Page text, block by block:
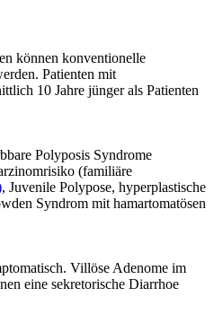
können konventionelle
Patienten mit
10 Jahre jünger als Patienten
Polyposis Syndrome
(familiäre
, Juvenile Polypose, hyperplastische
Syndrom mit hamartomatösen
Villöse Adenome im
eine sekretorische Diarrhoe